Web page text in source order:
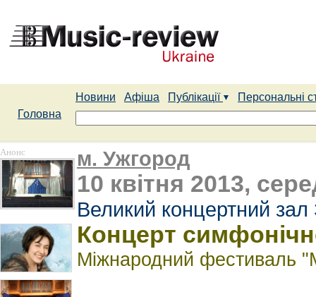
Новини Афіша Публікації
Персональні
Головна
Анонс м. Ужгород
10 квітня 2013,
Великий концертний зал
Концерт
Міжнародний фестиваль